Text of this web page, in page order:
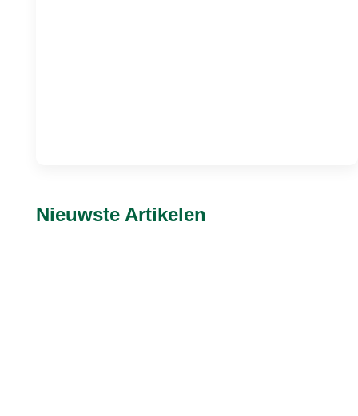
Nieuwste Artikelen